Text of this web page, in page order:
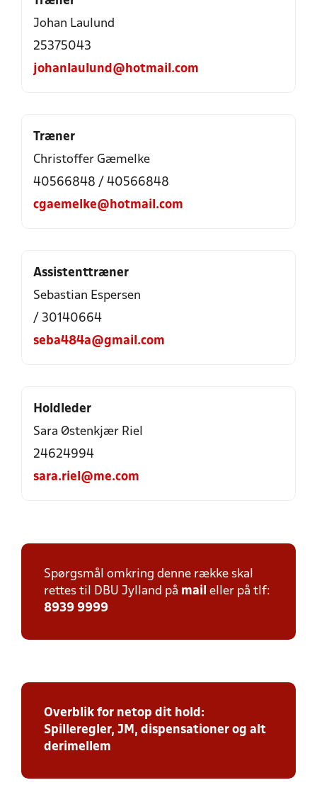
Johan Laulund
25375043
johanlaulund@hotmail.com
Træner
Christoffer Gæmelke
40566848 / 40566848
cgaemelke@hotmail.com
Assistenttræner
Sebastian Espersen
/ 30140664
seba484a@gmail.com
Holdleder
Sara Østenkjær Riel
24624994
sara.riel@me.com
Spørgsmål omkring denne række skal
rettes til DBU Jylland på mail eller på tlf:
8939 9999
Overblik for netop dit hold:
Spilleregler, JM, dispensationer og alt
derimellem